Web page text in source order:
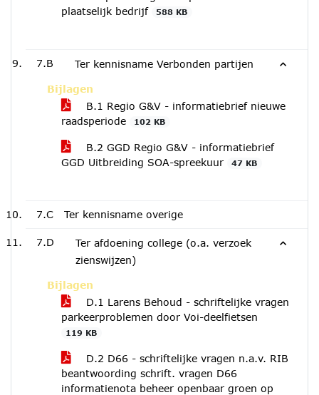
plaatselijk bedrijf
588 KB
7.B Ter kennisname Verbonden partijen
Bijlagen
B.1 Regio G&V - informatiebrief nieuwe
raadsperiode
102 KB
B.2 GGD Regio G&V - informatiebrief
GGD Uitbreiding SOA-spreekuur
47 KB
7.C Ter kennisname overige
7.D
Ter afdoening college (o.a. verzoek
zienswijzen)
Bijlagen
D.1 Larens Behoud - schriftelijke vragen
parkeerproblemen door Voi-deelfietsen
119 KB
D.2 D66 - schriftelijke vragen n.a.v. RIB
beantwoording schrift. vragen D66
informatienota beheer openbaar groen op